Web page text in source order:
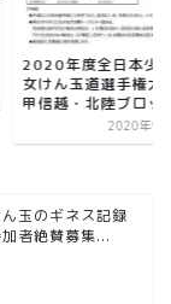
青木村図書館でのけ
教室。盛り上げ上手
るとこちらも調子に
る...
2017年7
玉のギネス記録
者絶賛募集...